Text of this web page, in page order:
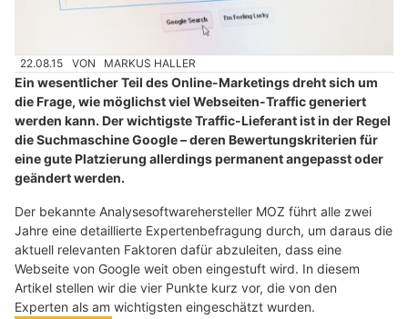
22.08.15 VON MARKUS HALLER
Ein wesentlicher Teil des Online-Marketings dreht sich um
die Frage, wie möglichst viel Webseiten-Traffic generiert
werden kann. Der wichtigste Traffic-Lieferant ist in der Regel
die Suchmaschine Google – deren Bewertungskriterien für
eine gute Platzierung allerdings permanent angepasst oder
geändert werden.
Der bekannte Analysesoftwarehersteller MOZ führt alle zwei
Jahre eine detaillierte Expertenbefragung durch, um daraus die
aktuell relevanten Faktoren dafür abzuleiten, dass eine
Webseite von Google weit oben eingestuft wird. In diesem
Artikel stellen wir die vier Punkte kurz vor, die von den
Experten als am wichtigsten eingeschätzt wurden.